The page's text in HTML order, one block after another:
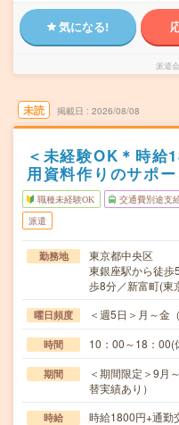
気になる!
派遣
未読 掲載日 2026/08/08
＜未経験OK＊時給
用資料作りのサポ
職種未経験OK 交通費別途支
派遣
勤務地
東京都中央区
東銀座駅から徒歩
歩8分／新富町(東
曜日頻度 ＜週5日＞月～金
時間 10：00～18：00(
期間
＜期間限定＞9月
替実績あり）
時給 時給1800円+通勤